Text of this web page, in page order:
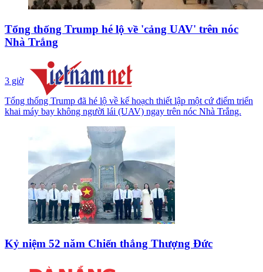
Tổng thống Trump hé lộ về 'cảng UAV' trên nóc
Nhà Trắng
3 giờ
Tổng thống Trump đã hé lộ về kế hoạch thiết lập một cứ điểm triển
khai máy bay không người lái (UAV) ngay trên nóc Nhà Trắng.
Kỷ niệm 52 năm Chiến thắng Thượng Đức